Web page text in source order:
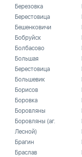
Березовка
Берестовица
Бешенковичи
Бобруйск
Болбасово
Большая
Берестовица
Большевик
Борисов
Боровка
Боровляны
Боровляны (аг.
Лесной)
Брагин
Браслав